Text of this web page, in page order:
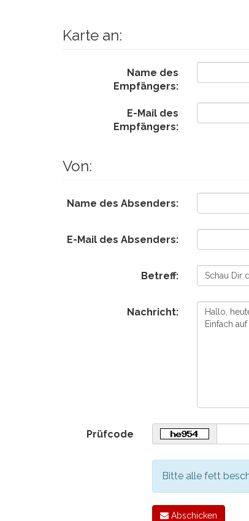
Karte an:
Name des
Empfängers:
E-Mail des
Empfängers:
Von:
Name des Absenders:
E-Mail des Absenders:
Betreff:
Nachricht:
Prüfcode
Bitte alle fett
Abschicken